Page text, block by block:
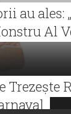
au ales:
Al
Trezește